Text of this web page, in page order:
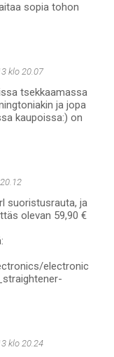
sopia tohon
klo 20.07
tsekkaamassa
ja jopa
kaupoissa:) on
suoristusrauta, ja
olevan 59,90 €
electronic
klo 20.24